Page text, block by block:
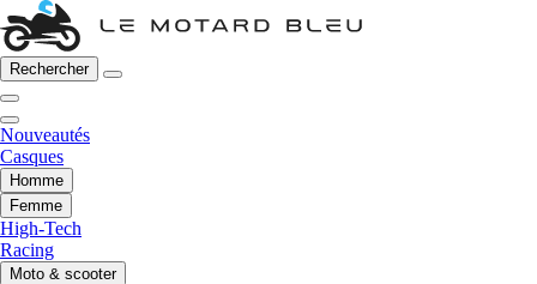
Rechercher
Nouveautés
Casques
Homme
Femme
High-Tech
Racing
Moto & scooter